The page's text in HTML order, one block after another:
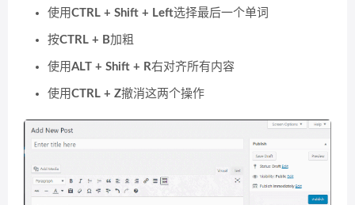
使用CTRL + Shift + Left选择最后一个单词
按CTRL + B加粗
使用ALT + Shift + R右对齐所有内容
使用CTRL + Z撤消这两个操作